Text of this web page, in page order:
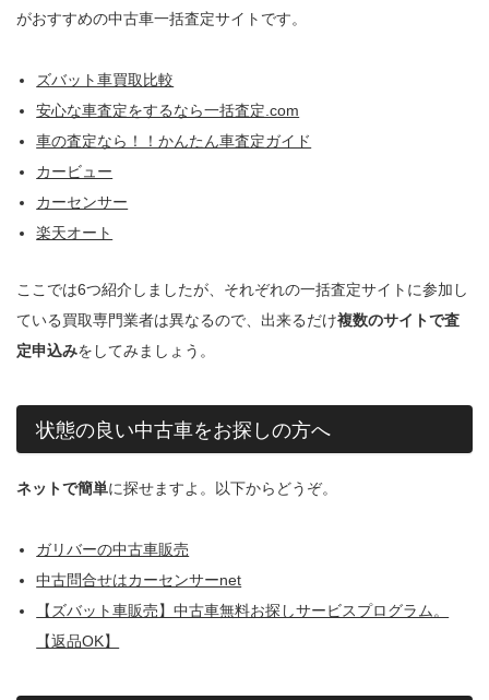
がおすすめの中古車一括査定サイトです。
ズバット車買取比較
安心な車査定をするなら一括査定.com
車の査定なら！！かんたん車査定ガイド
カービュー
カーセンサー
楽天オート
ここでは6つ紹介しましたが、それぞれの一括査定サイトに参加し
ている買取専門業者は異なるので、出来るだけ複数のサイトで査
定申込みをしてみましょう。
状態の良い中古車をお探しの方へ
ネットで簡単に探せますよ。以下からどうぞ。
ガリバーの中古車販売
中古問合せはカーセンサーnet
【ズバット車販売】中古車無料お探しサービスプログラム。
【返品OK】